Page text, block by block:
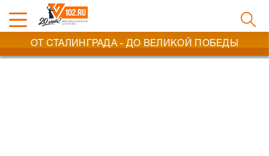
ОТ СТАЛИНГРАДА - ДО ВЕЛИКОЙ ПОБЕДЫ